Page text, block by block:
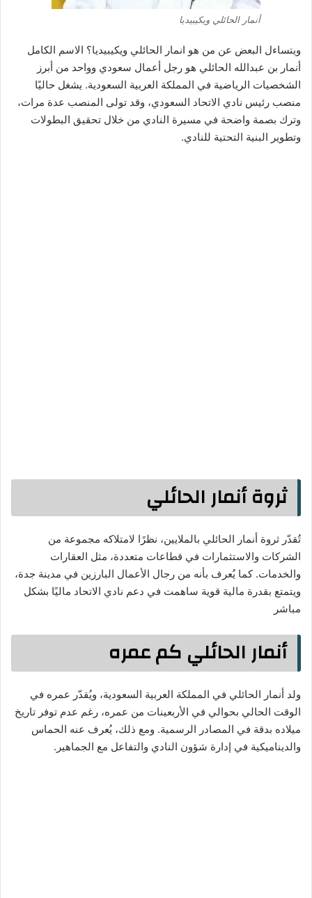
أنمار الحائلي ويكيبيديا
ويتساءل البعض عن من هو انمار الحائلي ويكيبيديا؟ الاسم الكامل
أنمار بن عبدالله الحائلي هو رجل أعمال سعودي وواحد من أبرز
الشخصيات الرياضية في المملكة العربية السعودية. يشغل حاليًا
منصب رئيس نادي الاتحاد السعودي، وقد تولى المنصب عدة مرات،
وترك بصمة واضحة في مسيرة النادي من خلال تحقيق البطولات
وتطوير البنية التحتية للنادي.
ثروة أنمار الحائلي
تُقدّر ثروة أنمار الحائلي بالملايين، نظرًا لامتلاكه مجموعة من
الشركات والاستثمارات في قطاعات متعددة، مثل العقارات
والخدمات. كما يُعرف بأنه من رجال الأعمال البارزين في مدينة جدة،
ويتمتع بقدرة مالية قوية ساهمت في دعم نادي الاتحاد ماليًا بشكل
مباشر
أنمار الحائلي كم عمره
ولد أنمار الحائلي في المملكة العربية السعودية، ويُقدّر عمره في
الوقت الحالي بحوالي في الأربعينات من عمره، رغم عدم توفر تاريخ
ميلاده بدقة في المصادر الرسمية. ومع ذلك، يُعرف عنه الحماس
والديناميكية في إدارة شؤون النادي والتفاعل مع الجماهير.